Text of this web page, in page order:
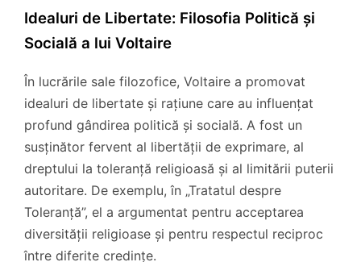
Idealuri de Libertate: Filosofia Politică și
Socială a lui Voltaire
În lucrările sale filozofice, Voltaire a promovat
idealuri de libertate și rațiune care au influențat
profund gândirea politică și socială. A fost un
susținător fervent al libertății de exprimare, al
dreptului la toleranță religioasă și al limitării puterii
autoritare. De exemplu, în „Tratatul despre
Toleranță”, el a argumentat pentru acceptarea
diversității religioase și pentru respectul reciproc
între diferite credințe.